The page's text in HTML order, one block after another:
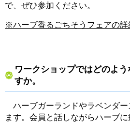
で、ぜひ参加ください。
※ハーブ香るごちそうフェアの詳
ワークショップではどのよ
すか。
ハーブガーランドやラベンダー
ます。会員と話しながらハーブ